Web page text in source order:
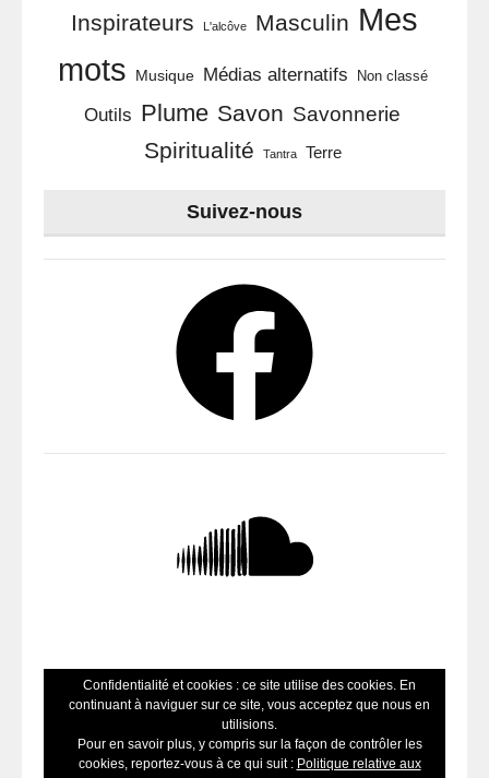
Inspirateurs L'alcôve Masculin Mes
mots
Musique Médias alternatifs Non classé
Outils Plume Savon Savonnerie
Spiritualité Tantra Terre
Suivez-nous
Confidentialité et cookies : ce site utilise des cookies. En
continuant à naviguer sur ce site, vous acceptez que nous en
utilisions.
Pour en savoir plus, y compris sur la façon de contrôler les
cookies, reportez-vous à ce qui suit : Politique relative aux